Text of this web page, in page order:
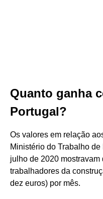
Quanto ganha
Portugal?
Os valores em relação
Ministério do Trabalho
julho de 2020 mostravam
trabalhadores da
dez euros) por mês.